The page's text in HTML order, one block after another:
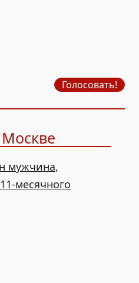
Голосовать!
мужчина,
месячного